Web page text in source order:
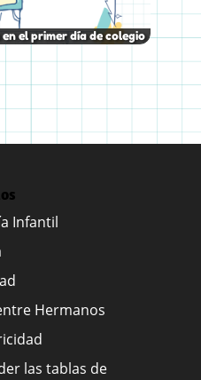
el primer día de colegio
Infantil
Hermanos
las tablas de